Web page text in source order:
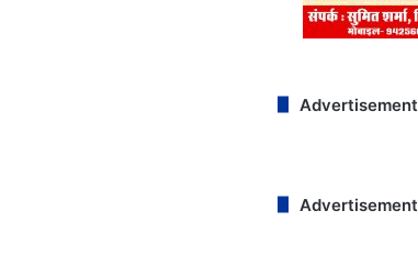
Advertisement
Advertisement